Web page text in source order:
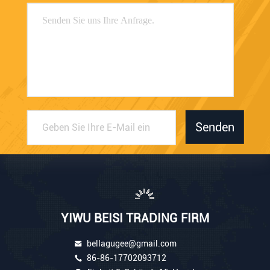
Senden
YIWU BEISI TRADING FIRM
bellagugee@gmail.com
86-86-17702093712